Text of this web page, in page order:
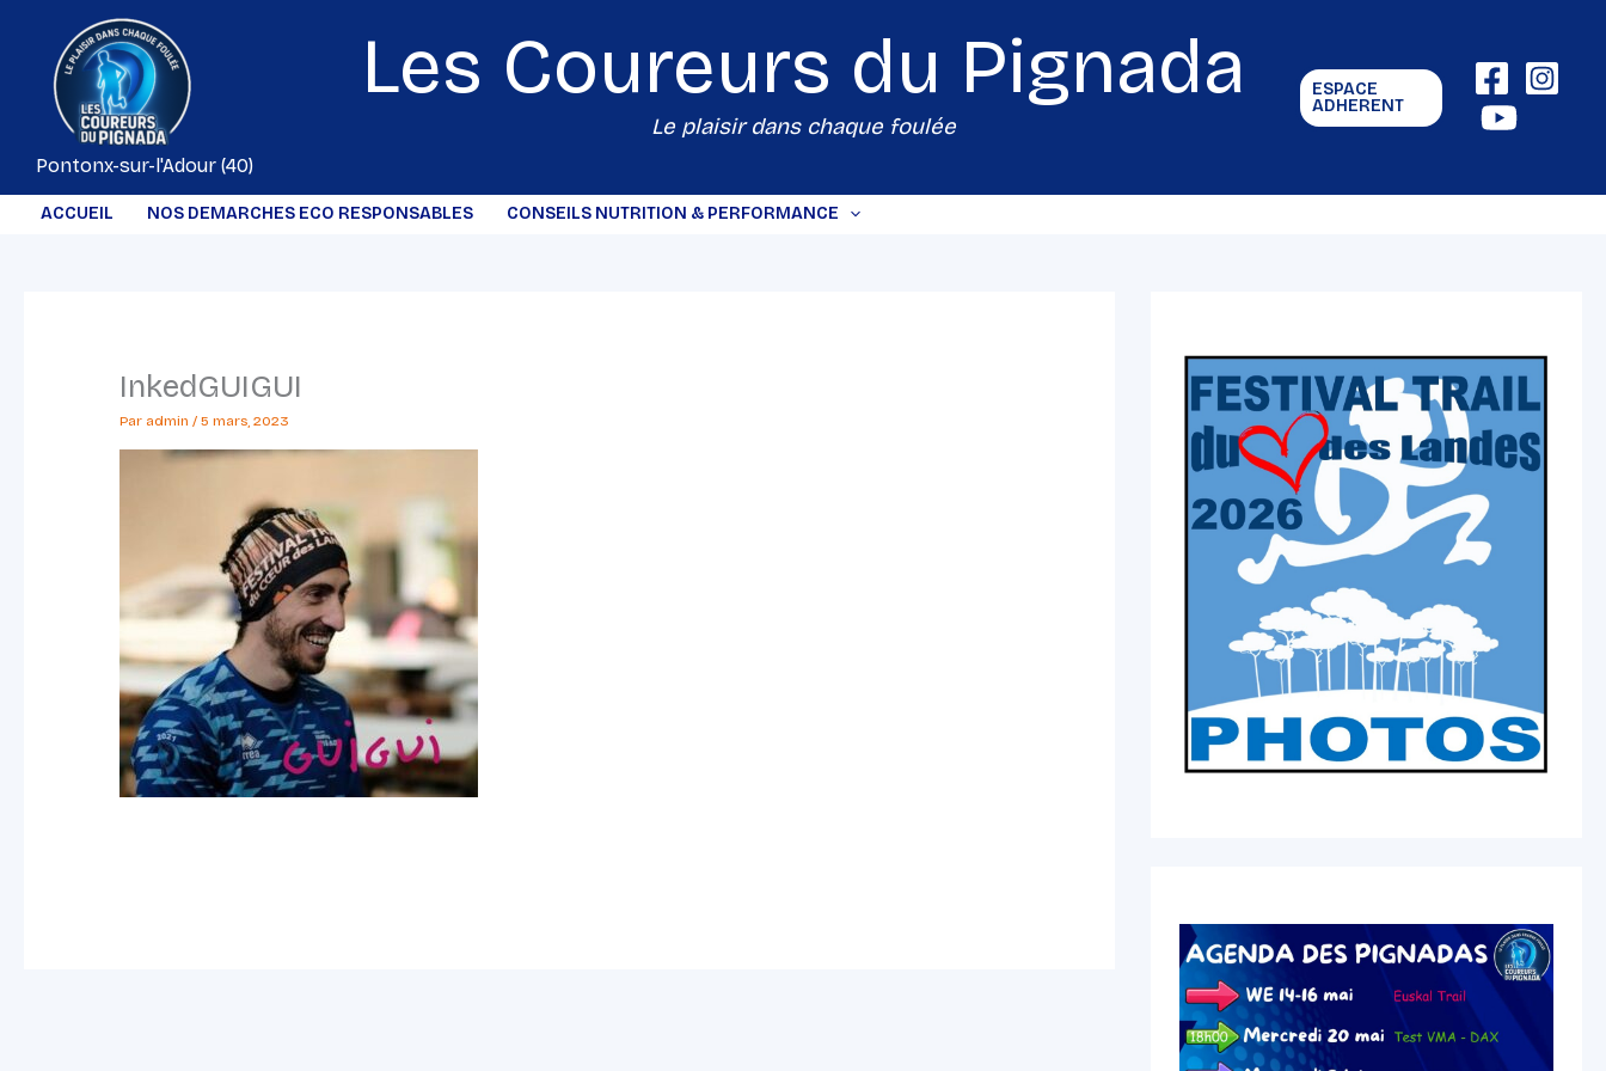
contenu
Pontonx-sur-l'Adour (40)
Les Coureurs du Pignada
Le plaisir dans chaque foulée
ESPACE
ADHERENT
ACCUEIL NOS DEMARCHES ECO RESPONSABLES CONSEILS NUTRITION & PERFORMANCE
InkedGUIGUI
Par admin/5 mars, 2023